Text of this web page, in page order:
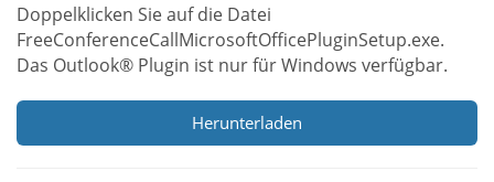
Doppelklicken Sie auf die Datei
FreeConferenceCallMicrosoftOfficePluginSetup.exe.
Das Outlook® Plugin ist nur für Windows verfügbar.
Herunterladen